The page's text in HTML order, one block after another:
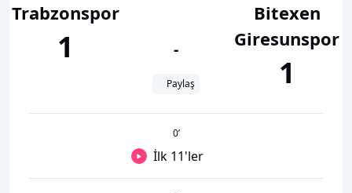
Trabzonspor
1 -
Paylaş
Bitexen
Giresunspor
1
0’
İlk 11'ler